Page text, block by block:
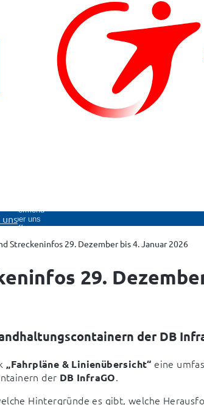
uns
Untermenü
Über uns
öffnen
Streckeninfos 29. Dezember bis 4. Januar 2026
29.
der DB
„Fahrpläne & Linienübersicht“
der DB InfraGO.
Hintergründe es gibt, welche